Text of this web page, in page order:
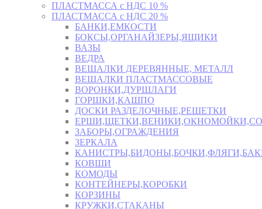
ПЛАСТМАССА с НДС 10 %
ПЛАСТМАССА с НДС 20 %
БАНКИ,ЕМКОСТИ
БОКСЫ,ОРГАНАЙЗЕРЫ,ЯЩИКИ
ВАЗЫ
ВЕДРА
ВЕШАЛКИ ДЕРЕВЯННЫЕ, МЕТАЛЛ
ВЕШАЛКИ ПЛАСТМАССОВЫЕ
ВОРОНКИ,ДУРШЛАГИ
ГОРШКИ,КАШПО
ДОСКИ РАЗДЕЛОЧНЫЕ,РЕШЕТКИ
ЗАБОРЫ,ОГРАЖДЕНИЯ
ЗЕРКАЛА
КОВШИ
КОМОДЫ
КОНТЕЙНЕРЫ,КОРОБКИ
КОРЗИНЫ
КРУЖКИ,СТАКАНЫ